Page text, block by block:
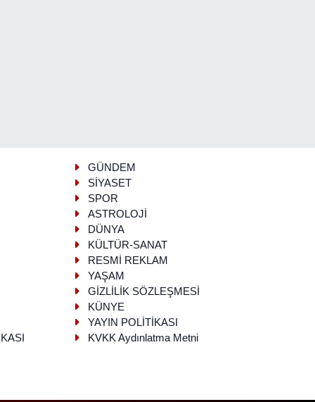
GÜNDEM
SİYASET
SPOR
ASTROLOJİ
DÜNYA
KÜLTÜR-SANAT
RESMİ REKLAM
YAŞAM
GİZLİLİK SÖZLEŞMESİ
KÜNYE
YAYIN POLİTİKASI
KVKK Aydınlatma Metni